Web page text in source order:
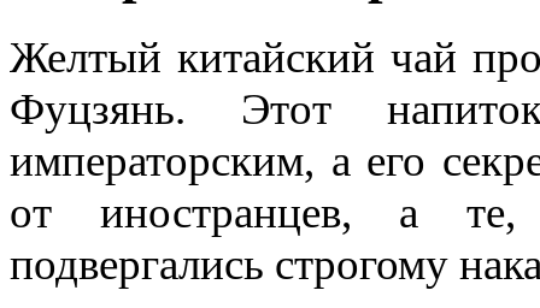
Желтый китайский чай
Фуцзянь. Этот
императорским, а его
от иностранцев, а
подвергались строгому